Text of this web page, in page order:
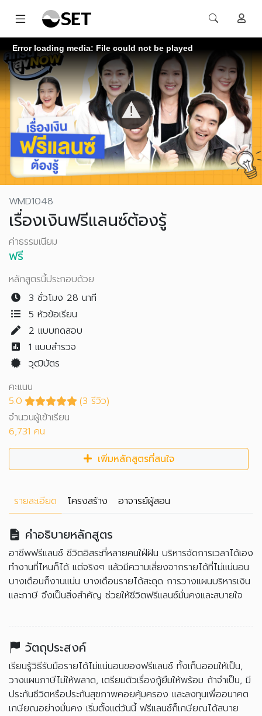
Error loading media: File could not be played
WMD1048
เรื่องเงินฟรีแลนซ์ต้องรู้
ค่าธรรมเนียม
ฟรี
หลักสูตรนี้ประกอบด้วย
3 ชั่วโมง 28 นาที
5 หัวข้อเรียน
2 แบบทดสอบ
1 แบบสำรวจ
วุฒิบัตร
คะแนน
5.0
(3 รีวิว)
จำนวนผู้เข้าเรียน
6,731 คน
เพิ่มหลักสูตรที่สนใจ
รายละเอียด โครงสร้าง อาจารย์ผู้สอน
คำอธิบายหลักสูตร
อาชีพฟรีแลนซ์ ชีวิตอิสระที่หลายคนใฝ่ฝัน บริหารจัดการเวลาได้เอง
ทำงานที่ไหนก็ได้ แต่จริงๆ แล้วมีความเสี่ยงจากรายได้ที่ไม่แน่นอน
บางเดือนก็งานแน่น บางเดือนรายได้สะดุด การวางแผนบริหารเงิน
และภาษี จึงเป็นสิ่งสำคัญ ช่วยให้ชีวิตฟรีแลนซ์มั่นคงและสบายใจ
วัตถุประสงค์
เรียนรู้วิธีรับมือรายได้ไม่แน่นอนของฟรีแลนซ์ ทั้งเก็บออมให้เป็น,
วางแผนภาษีไม่ให้พลาด, เตรียมตัวเรื่องกู้ยืมให้พร้อม ถ้าจำเป็น, มี
ประกันชีวิตหรือประกันสุขภาพคอยคุ้มครอง และลงทุนเพื่ออนาคต
เกษียณอย่างมั่นคง เริ่มตั้งแต่วันนี้ ฟรีแลนซ์ก็เกษียณได้สบาย